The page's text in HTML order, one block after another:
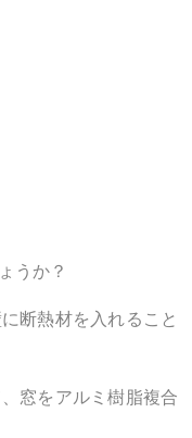
うか？
断熱材を入れること
窓をアルミ樹脂複合